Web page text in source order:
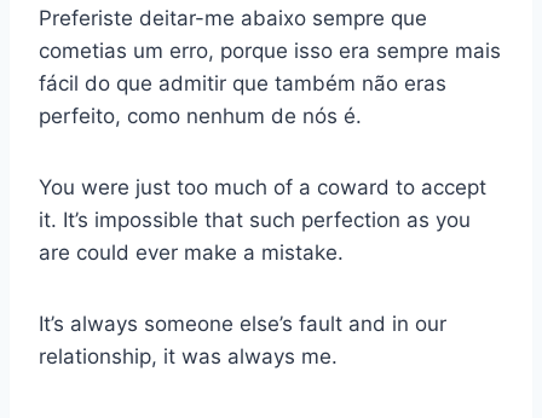
Preferiste deitar-me abaixo sempre que
cometias um erro, porque isso era sempre mais
fácil do que admitir que também não eras
perfeito, como nenhum de nós é.
You were just too much of a coward to accept
it. It’s impossible that such perfection as you
are could ever make a mistake.
It’s always someone else’s fault and in our
relationship, it was always me.